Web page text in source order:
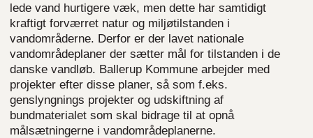
lede vand hurtigere væk, men dette har samtidigt
kraftigt forværret natur og miljøtilstanden i
vandområderne. Derfor er der lavet nationale
vandområdeplaner der sætter mål for tilstanden i de
danske vandløb. Ballerup Kommune arbejder med
projekter efter disse planer, så som f.eks.
genslyngnings projekter og udskiftning af
bundmaterialet som skal bidrage til at opnå
målsætningerne i vandområdeplanerne.